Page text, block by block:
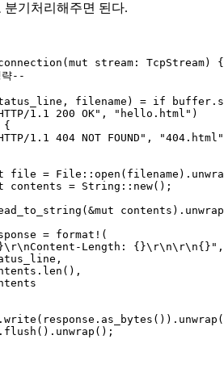
분기처리해주면 된다.
( mut stream :
TcpStream) {
--
, filename ) = if buffer .
1.1 200 OK" , " hello.html " )
{
1.1 404 NOT FOUND " , "404.html "
file = File :: open ( filename ) .
contents = String :: new();
( &mut contents ) . unwrap
= format! (
\r\nContent-Length: {}\r\n\r\n{} " ,
,
. len (),
. write ( response . as_bytes ()) . unwrap
. flush () . unwrap ();